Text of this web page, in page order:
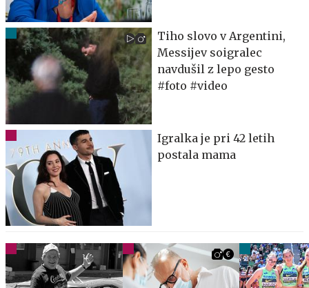
Tiho slovo v Argentini,
Messijev soigralec
navdušil z lepo gesto
#foto #video
Igralka je pri 42 letih
postala mama